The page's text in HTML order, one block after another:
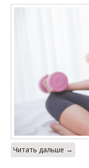
Читать дальше →